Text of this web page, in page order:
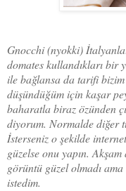
Gnocchi (nyokki)
domates kullandıkları bir
ile bağlansa da tarifi bizim
düşündüğüm için kaşar
baharatla biraz özünden
diyorum. Normalde diğer
İsterseniz o şekilde
güzelse onu yapın.
görüntü güzel olmadı
istedim.